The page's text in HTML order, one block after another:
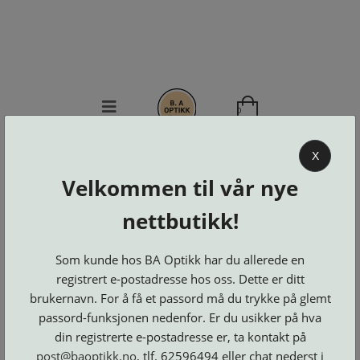
KJØPSVILKÅR
OSS
DELER
LOGG INN
0
Brillerens
Brillesnorer
Clip-
on
Suncover
Etuier
Innfatninger
Lesebriller
Luper
Speil
Maskiner
Microkluter
Neseputer
ogSolbriller
Se alle kategorier
X
Velkommen til vår nye
nettbutikk!
Som kunde hos BA Optikk har du allerede en
registrert e-postadresse hos oss. Dette er ditt
brukernavn. For å få et passord må du trykke på glemt
passord-funksjonen nedenfor. Er du usikker på hva
din registrerte e-postadresse er, ta kontakt på
post@baoptikk.no, tlf. 62596494 eller chat nederst i